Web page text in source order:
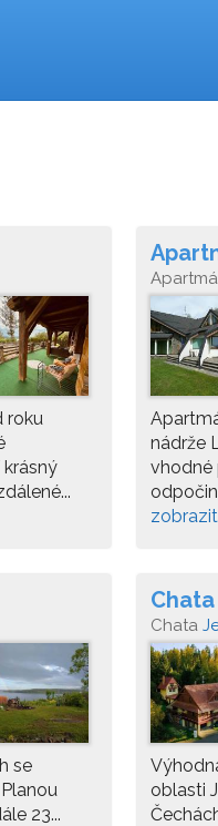
roku
nádrže
vhodné
se
23...
Chata
oblasti